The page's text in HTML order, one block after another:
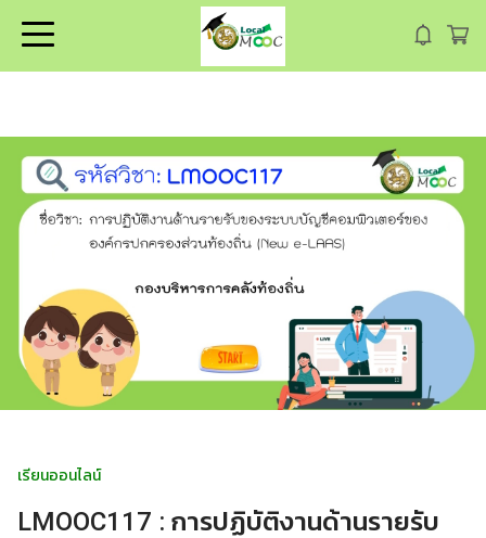
เรียนออนไลน์
LMOOC117 : การปฏิบัติงานด้านรายรับ